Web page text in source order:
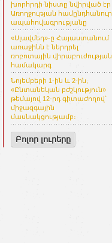
խորհրդի նիստը նվիրված էր
Առողջության համընդհանուր
ապահովագրությանը
«Սլավմեդ»-ը Հայաստանում
առաջինն է ներդրել
ռոբոտային վիրաբուժության
համակարգ
Նոյեմբերի 1-ին և 2-ին,
«Ընտանեկան բժշկություն»
թեմայով 12-րդ գիտաժողով՝
միջազգային
մասնակցությամբ։
Բոլոր լուրերը